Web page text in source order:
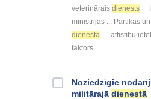
veterinārais dienests
ministrijas ... Pārtikas
dienesta
attīstību
faktors ...
Noziedzīgie
militārajā dienestā